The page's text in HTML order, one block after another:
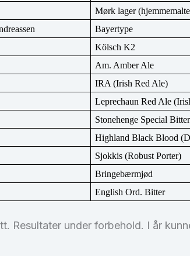
Mørk lager
Bayertype
Kölsch K2
Am. Amber Ale
IRA (Irish Red Ale)
Leprechaun Red Ale
Stonehenge Special Bitter
Highland Black Blood
Sjokkis (Robust Porter)
Bringebærmjød
English Ord. Bitter
Resultater under forbehold. I år